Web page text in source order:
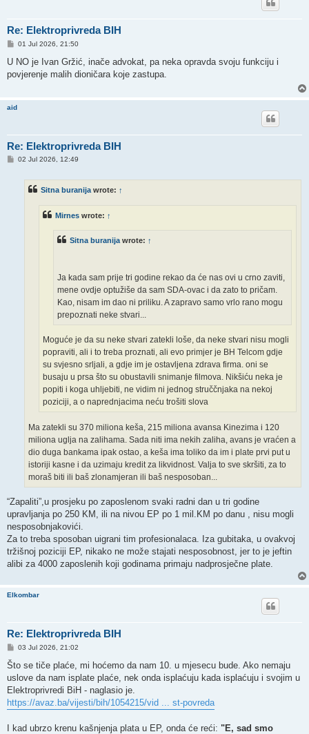
Re: Elektroprivreda BIH
P
s
01 Jul 2026, 21:50
U NO je Ivan Gržić, inače advokat, pa neka opravda svoju funkciju i
povjerenje malih dioničara koje zastupa.
aid
Re: Elektroprivreda BIH
P02 Jul 2026, 12:49
Sitna buranijawrote: ↑
Mirnes wrote: ↑
Sitna buranija wrote: ↑
Ja kada sam prije tri godine rekao da će nas ovi u crno zaviti,
mene ovdje optužiše da sam SDA-ovac i da zato to pričam.
Kao, nisam im dao ni priliku. A zapravo samo vrlo rano mogu
prepoznati neke stvari...
Moguće je da su neke stvari zatekli loše, da neke stvari nisu mogli
popraviti, ali i to treba proznati, ali evo primjer je BH Telcom gdje
su svjesno srljali, a gdje im je ostavljena zdrava firma. oni se
busaju u prsa što su obustavili snimanje filmova. Nikšiću neka je
popiti i koga uhljebiti, ne vidim ni jednog struččnjaka na nekoj
poziciji, a o naprednjacima neću trošiti slova
Ma zatekli su 370 miliona keša, 215 miliona avansa Kinezima i 120
miliona uglja na zalihama. Sada niti ima nekih zaliha, avans je vraćen a
dio duga bankama ipak ostao, a keša ima toliko da im i plate prvi put u
istoriji kasne i da uzimaju kredit za likvidnost. Valja to sve skršiti, za to
moraš biti ili baš zlonamjeran ili baš nesposoban...
“Zapaliti”,u prosjeku po zaposlenom svaki radni dan u tri godine
upravljanja po 250 KM, ili na nivou EP po 1 mil.KM po danu , nisu mogli
nesposobnjakovići.
Za to treba sposoban uigrani tim profesionalaca. Iza gubitaka, u ovakvoj
tržišnoj poziciji EP, nikako ne može stajati nesposobnost, jer to je jeftin
alibi za 4000 zaposlenih koji godinama primaju nadprosječne plate.
Elkombar
Re: Elektroprivreda BIH
P
s
03 Jul 2026, 21:02
Što se tiče plaće, mi hoćemo da nam 10. u mjesecu bude. Ako nemaju
uslove da nam isplate plaće, nek onda isplaćuju kada isplaćuju i svojim u
Elektroprivredi BiH - naglasio je.
https://avaz.ba/vijesti/bih/1054215/vid ... st-povreda
I kad ubrzo krenu kašnjenja plata u EP, onda će reći: "E, sad smo